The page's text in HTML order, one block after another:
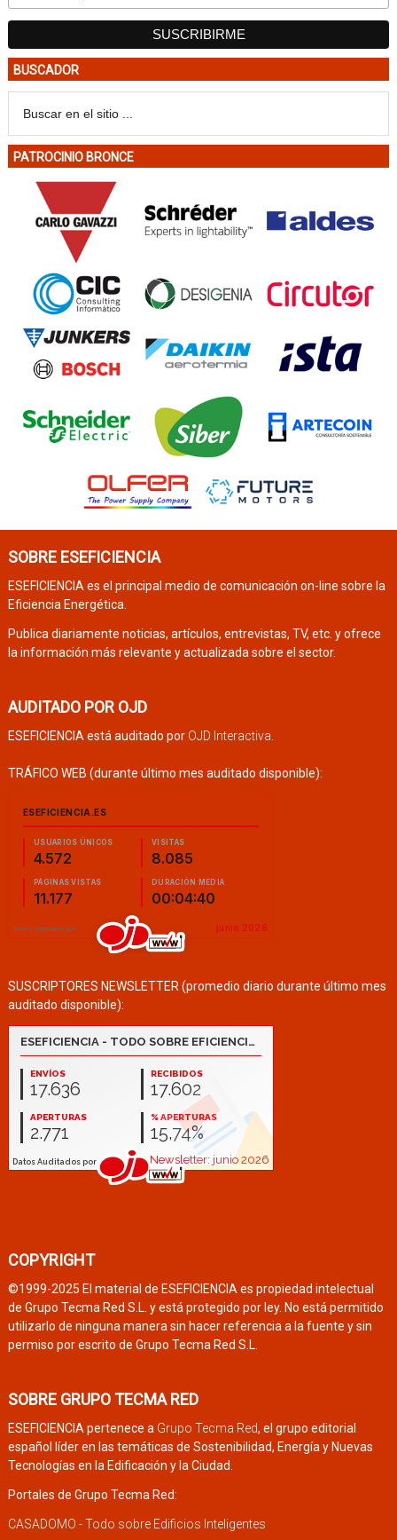
BUSCADOR
PATROCINIO BRONCE
SOBRE ESEFICIENCIA
ESEFICIENCIA es el principal medio de comunicación on-line sobre la
Eficiencia Energética.
Publica diariamente noticias, artículos, entrevistas, TV, etc. y ofrece
la información más relevante y actualizada sobre el sector.
AUDITADO POR OJD
ESEFICIENCIA está auditado por OJD Interactiva.
TRÁFICO WEB (durante último mes auditado disponible):
SUSCRIPTORES NEWSLETTER (promedio diario durante último mes
auditado disponible):
COPYRIGHT
©1999-2025 El material de ESEFICIENCIA es propiedad intelectual
de Grupo Tecma Red S.L. y está protegido por ley. No está permitido
utilizarlo de ninguna manera sin hacer referencia a la fuente y sin
permiso por escrito de Grupo Tecma Red S.L.
SOBRE GRUPO TECMA RED
ESEFICIENCIA pertenece a Grupo Tecma Red, el grupo editorial
español líder en las temáticas de Sostenibilidad, Energía y Nuevas
Tecnologías en la Edificación y la Ciudad.
Portales de Grupo Tecma Red:
CASADOMO - Todo sobre Edificios Inteligentes